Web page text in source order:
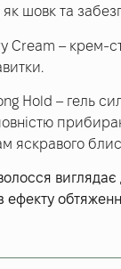
як шовк та
Cream – крем-
Hold – гель
яскравого
ефекту